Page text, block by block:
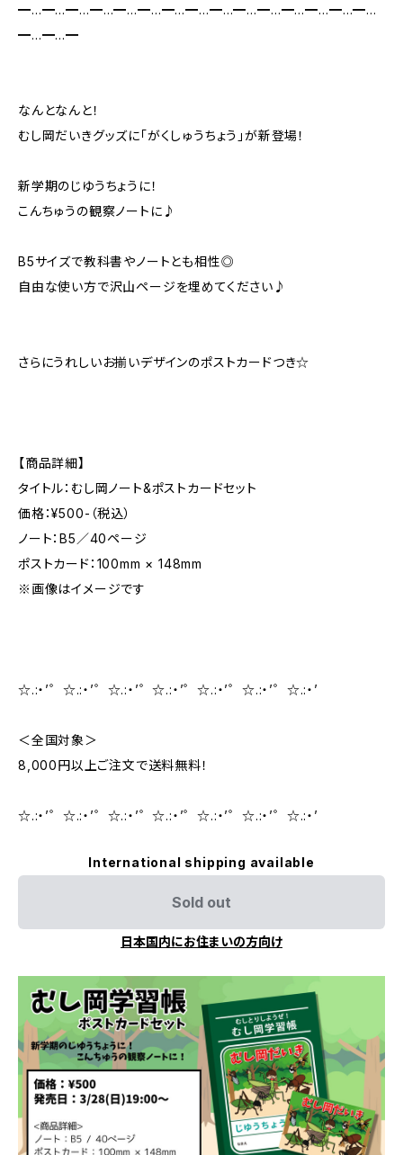
━…━…━…━…━…━…━…━…━…━…━…━…━…━…━…
━…━…━
なんとなんと！
むし岡だいきグッズに「がくしゅうちょう」が新登場！
新学期のじゆうちょうに！
こんちゅうの観察ノートに♪
B5サイズで教科書やノートとも相性◎
自由な使い方で沢山ページを埋めてください♪
さらにうれしいお揃いデザインのポストカードつき☆
【商品詳細】
タイトル：むし岡ノート&ポストカードセット
価格：¥500-（税込）
ノート：B5／40ページ
ポストカード：100mm × 148mm
※画像はイメージです
☆.:・’゜☆.:・’゜☆.:・’゜☆.:・’゜☆.:・’゜☆.:・’゜☆.:・’
＜全国対象＞
8,000円以上ご注文で送料無料！
☆.:・’゜☆.:・’゜☆.:・’゜☆.:・’゜☆.:・’゜☆.:・’゜☆.:・’
International shipping available
Sold out
日本国内にお住まいの方向け